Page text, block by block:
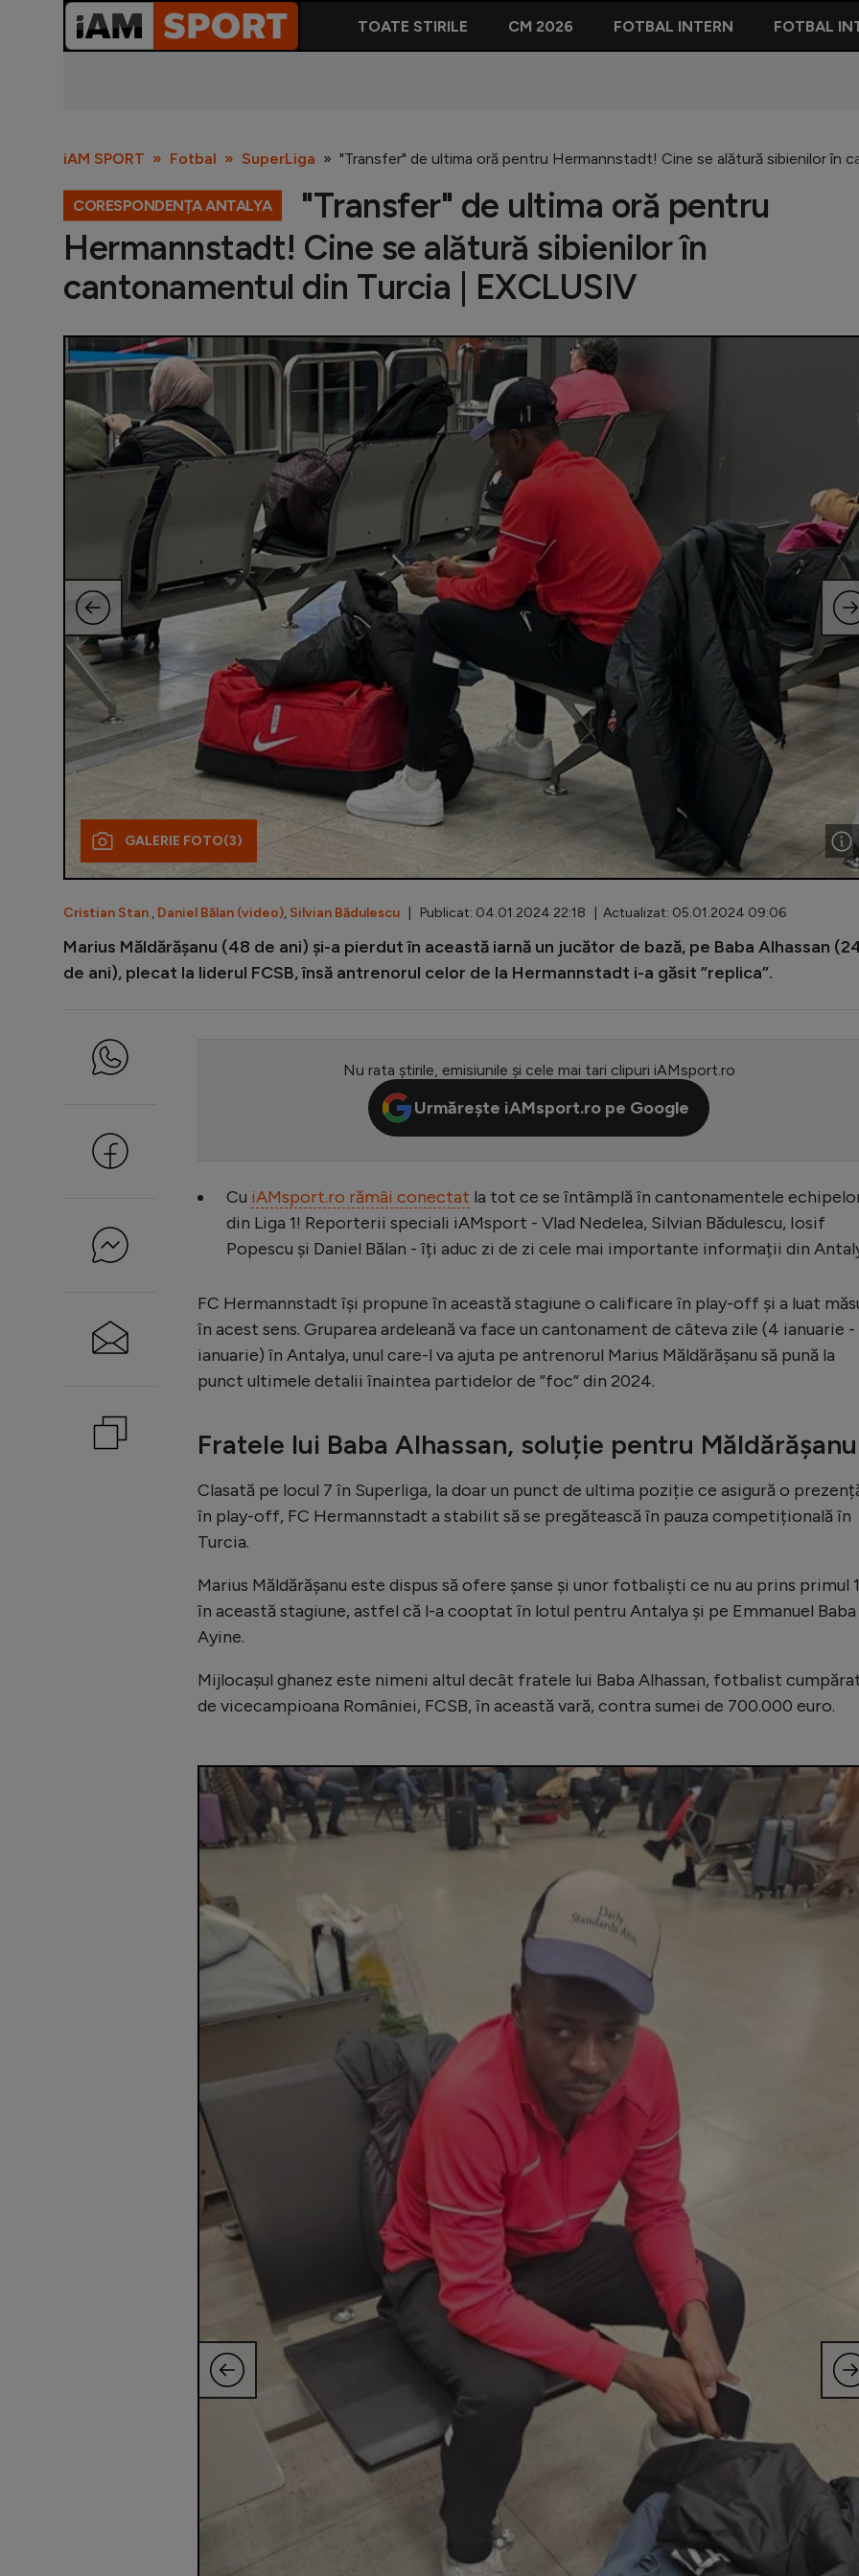
TOATE STIRILE CM 2026 FOTBAL INTERN FOTBAL
iAM SPORT Fotbal SuperLiga "Transfer" de ultima oră pentru Hermannstadt! Cine se alătură sibienilor în
CORESPONDENȚA ANTALYA
"Transfer" de ultima oră pentru
Hermannstadt! Cine se alătură sibienilor în
cantonamentul din Turcia | EXCLUSIV
GALERIE FOTO(3)
Cristian Stan , Daniel Bălan (video), Silvian Bădulescu | Publicat: 04.01.2024 22:18 | Actualizat: 05.01.2024 09:06
Marius Măldărășanu (48 de ani) și-a pierdut în această iarnă un jucător de bază, pe Baba Alhassan
de ani), plecat la liderul FCSB, însă antrenorul celor de la Hermannstadt i-a găsit ”replica”.
Nu rata știrile, emisiunile și cele mai tari clipuri iAMsport.ro
Urmărește iAMsport.ro pe Google
Cu iAMsport.ro rămâi conectat la tot ce se întâmplă în cantonamentele
din Liga 1! Reporterii speciali iAMsport - Vlad Nedelea, Silvian Bădulescu, Iosif
Popescu și Daniel Bălan - îți aduc zi de zi cele mai importante informații din
FC Hermannstadt își propune în această stagiune o calificare în play-off și a luat
în acest sens. Gruparea ardeleană va face un cantonament de câteva zile (4 ianuarie -
ianuarie) în Antalya, unul care-l va ajuta pe antrenorul Marius Măldărășanu să pună la
punct ultimele detalii înaintea partidelor de ”foc” din 2024.
Fratele lui Baba Alhassan, soluție pentru Măldărășanu
Clasată pe locul 7 în Superliga, la doar un punct de ultima poziție ce asigură o
în play-off, FC Hermannstadt a stabilit să se pregătească în pauza competițională în
Turcia.
Marius Măldărășanu este dispus să ofere șanse și unor fotbaliști ce nu au prins primul
în această stagiune, astfel că l-a cooptat în lotul pentru Antalya și pe Emmanuel Baba
Ayine.
Mijlocașul ghanez este nimeni altul decât fratele lui Baba Alhassan, fotbalist
de vicecampioana României, FCSB, în această vară, contra sumei de 700.000 euro.